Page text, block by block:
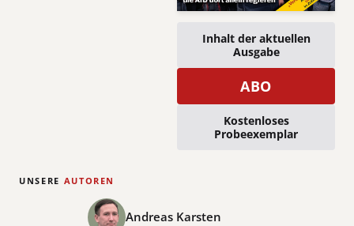
Inhalt der aktuellen
Ausgabe
ABO
Kostenloses
Probeexemplar
UNSERE AUTOREN
Andreas Karsten